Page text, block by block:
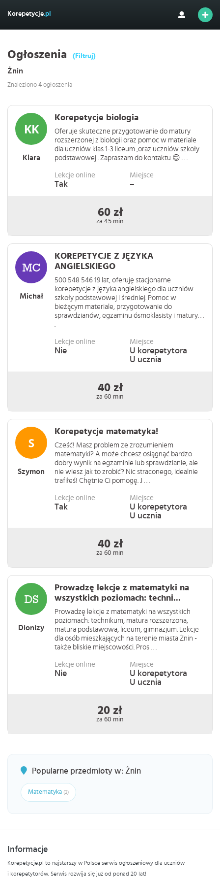
Korepetycje.pl
Ogłoszenia (Filtruj)
Żnin
Znaleziono 4 ogłoszenia
Klara
Korepetycje biologia
Oferuje skuteczne przygotowanie do matury
rozszerzonej z biologii oraz pomoc w materiale
dla uczniów klas 1-3 liceum ,oraz uczniów szkoły
podstawowej . Zapraszam do kontaktu 😊 . . .
Lekcje online
Tak
Miejsce
–
60 zł
za 45 min
Michał
KOREPETYCJE Z JĘZYKA
ANGIELSKIEGO
500 548 546 19 lat, oferuję stacjonarne
korepetycje z języka angielskiego dla uczniów
szkoły podstawowej i średniej. Pomoc w
bieżącym materiale, przygotowanie do
sprawdzianów, egzaminu ósmoklasisty i matury. . .
.
Lekcje online
Nie
Miejsce
U korepetytora
U ucznia
40 zł
za 60 min
Szymon
Korepetycje matematyka!
Cześć! Masz problem ze zrozumieniem
matematyki? A może chcesz osiągnąć bardzo
dobry wynik na egzaminie lub sprawdzianie, ale
nie wiesz jak to zrobić? Nic straconego, idealnie
trafiłeś! Chętnie Ci pomogę. J . . .
Lekcje online
Tak
Miejsce
U korepetytora
U ucznia
40 zł
za 60 min
Dionizy
Prowadzę lekcje z matematyki na
wszystkich poziomach: techni...
Prowadzę lekcje z matematyki na wszystkich
poziomach: technikum, matura rozszerzona,
matura podstawowa, liceum, gimnazjum. Lekcje
dla osób mieszkających na terenie miasta Żnin -
także bliskie miejscowości. Pros . . .
Lekcje online
Nie
Miejsce
U korepetytora
U ucznia
20 zł
za 60 min
Popularne przedmioty w: Żnin
Matematyka (2)
Informacje
Korepetycje.pl to najstarszy w Polsce serwis ogłoszeniowy dla uczniów
i korepetytorów. Serwis rozwija się już od ponad 20 lat!